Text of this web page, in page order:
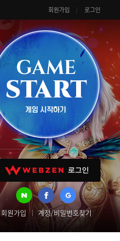
회원가입 로그인
회원가입 계정/비밀번호찾기